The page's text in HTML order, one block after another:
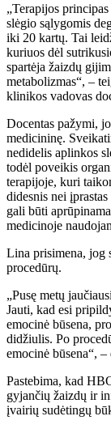
„Terapijos
slėgio sąlygomis
iki 20 kartų. Tai
kuriuos dėl
spartėja žaizdų
metabolizmas“, –
klinikos vadovas
Docentas pažymi,
medicininę.
nedidelis aplinkos
todėl poveikis
terapijoje, kuri
didesnis nei
gali būti
medicinoje
Lina prisimena, jog
procedūrų.
„Pusę metų
Jauti, kad esi
emocinė būsena,
didžiulis. Po
emocinė būsena“,
Pastebima, kad
gyjančių žaizdų ir
įvairių sudėtingų